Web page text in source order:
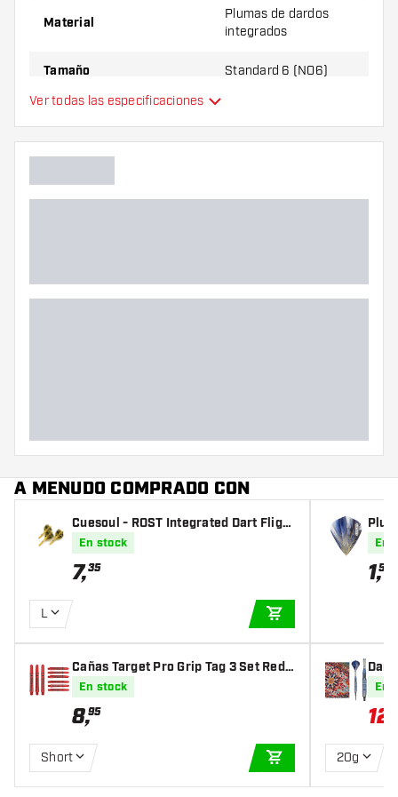
Material
Plumas de dardos
integrados
Tamaño Standard 6 (NO6)
integrados
Ver todas las especificaciones
A MENUDO COMPRADO CON
Cuesoul - ROST Integrated Dart Flight
s - Skeleton Yellow Shape
En stock
7,35
L
Cañas Target Pro Grip Tag 3 Set Red
Black
En stock
8,95
Short
AÑADIR A LA
En
1,50
En
20g